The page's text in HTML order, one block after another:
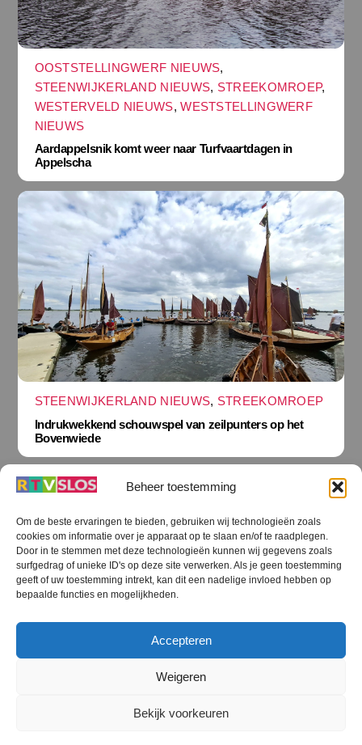
Beheer toestemming
Om de beste ervaringen te bieden, gebruiken wij technologieën zoals
cookies om informatie over je apparaat op te slaan en/of te raadplegen.
Door in te stemmen met deze technologieën kunnen wij gegevens zoals
surfgedrag of unieke ID's op deze site verwerken. Als je geen toestemming
geeft of uw toestemming intrekt, kan dit een nadelige invloed hebben op
bepaalde functies en mogelijkheden.
Accepteren
Weigeren
Bekijk voorkeuren
OOSTSTELLINGWERF NIEUWS,
STEENWIJKERLAND NIEUWS, STREEKOMROEP,
WESTERVELD NIEUWS,WESTSTELLINGWERF
NIEUWS
Aardappelsnik komt weer naar Turfvaartdagen in
Appelscha
STEENWIJKERLAND NIEUWS, STREEKOMROEP
Indrukwekkend schouwspel van zeilpunters op het
Bovenwiede
Terug
naar
boven
RTV SLOS
RTV SLOS ANBI